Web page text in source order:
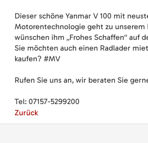
Dieser schöne Yanmar V 100 mit
Motorentechnologie geht zu unserem
wünschen ihm „Frohes Schaffen“ auf
Sie möchten auch einen Radlader
kaufen? #MV
Rufen Sie uns an, wir beraten Sie
Tel: 07157-5299200
Zurück